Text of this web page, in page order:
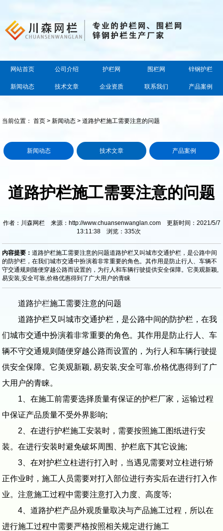
网站首页 公司介绍 护栏网 围栏网 锌钢护栏
新闻动态 技术文章 企业资质 联系我们 产品案例
当前位置：首页 >新闻动态 > 道路护栏施工需要注意的问题
新闻动态 技术文章 产品案例
道路护栏施工需要注意的问题
作者：川森网栏 来源：http://www.chuansenwanglan.com 更新时间：2021/5/7
13:11:38 浏览： 335次
内容提要：道路护栏施工需要注意的问题道路护栏又叫城市交通护栏，是公路中间
的防护栏，在我们城市交通中扮演着非常重要的角色。其作用是防止行人、车辆不
守交通规则随便穿越公路而设置的，为行人和车辆行驶提供安全保障。它美观新颖,
易安装,安全可靠,价格优惠得到了广大用户的青睐
道路护栏施工需要注意的问题
道路护栏又叫城市交通护栏，是公路中间的防护栏，在我
们城市交通中扮演着非常重要的角色。其作用是防止行人、车
辆不守交通规则随便穿越公路而设置的，为行人和车辆行驶提
供安全保障。它美观新颖, 易安装,安全可靠,价格优惠得到了广
大用户的青睐。
1、在施工前需要选择质量有保证的护栏厂家，运输过程
中保证产品质量不受外界影响;
2、在进行护栏施工安装时，需要按照施工图纸进行安
装。在进行安装时避免破坏周围、护栏底下其它设施;
3、在对护栏立柱进行打入时，当遇见需要对立柱进行矫
正作业时，施工人员需要对打入部位进行夯实后在进行打入作
业。注意施工过程中需要注意打入力度、高度等;
4、道路护栏产品外观质量取决与产品施工过程，所以在
进行施工过程中需要严格按照相关规定进行施工